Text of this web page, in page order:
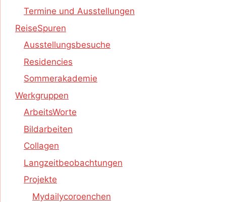
Termine und Ausstellungen
ReiseSpuren
Ausstellungsbesuche
Residencies
Sommerakademie
Werkgruppen
ArbeitsWorte
Bildarbeiten
Collagen
Langzeitbeobachtungen
Projekte
Mydailycoroenchen